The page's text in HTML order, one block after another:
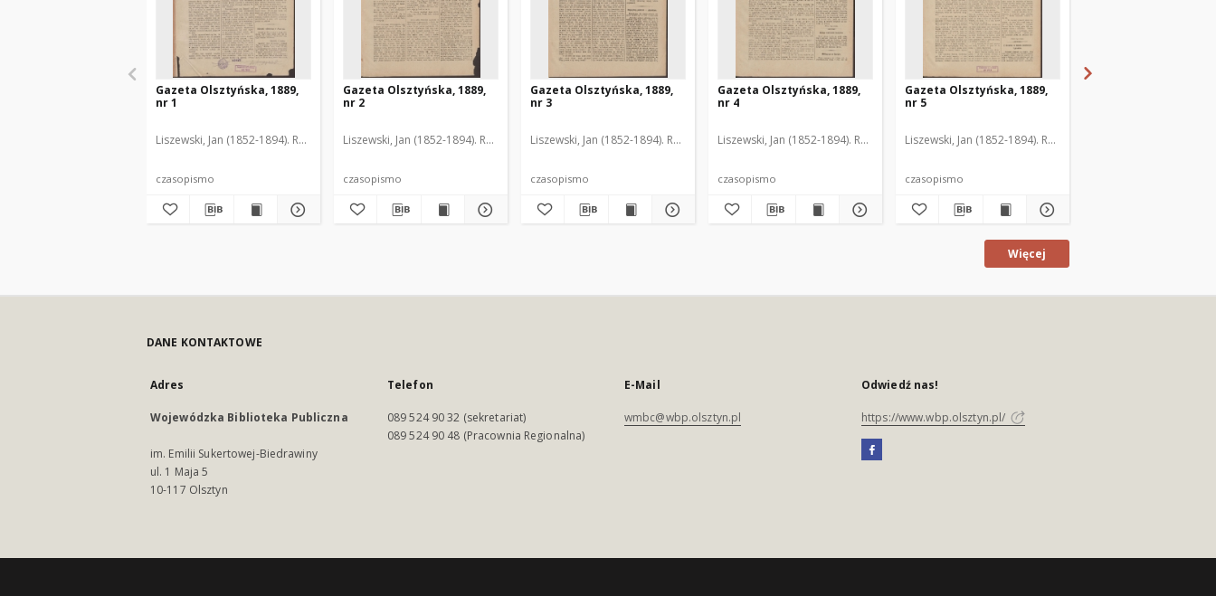
Gazeta Olsztyńska, 1889,
nr 1
Liszewski, Jan (1852-1894). Red.
czasopismo
Gazeta Olsztyńska, 1889,
nr 2
Liszewski, Jan (1852-1894). Red.
czasopismo
Gazeta Olsztyńska, 1889,
nr 3
Liszewski, Jan (1852-1894). Red.
czasopismo
Gazeta Olsztyńska, 1889,
nr 4
Liszewski, Jan (1852-1894). Red.
czasopismo
Gazeta Olsztyńska, 1889,
nr 5
Liszewski, Jan (1852-1894). Red.
czasopismo
Więcej
DANE KONTAKTOWE
Adres
Wojewódzka Biblioteka Publiczna
im. Emilii Sukertowej-Biedrawiny
ul. 1 Maja 5
10-117 Olsztyn
Telefon
089 524 90 32 (sekretariat)
089 524 90 48 (Pracownia Regionalna)
E-Mail
wmbc@wbp.olsztyn.pl
Odwiedź nas!
https://www.wbp.olsztyn.pl/